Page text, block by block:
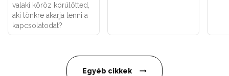
valaki köröz körülötted,
aki tönkre akarja tenni a
kapcsolatodat?
Egyéb cikkek